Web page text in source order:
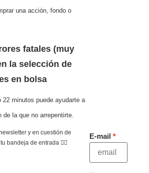
una acción, fondo o
fatales (muy
la selección de
en bolsa
22 minutos puede ayudarte a
de la que no arrepentirte.
y en cuestión de
bandeja de entrada 👇🏻
E-mail